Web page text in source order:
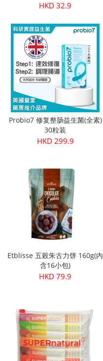
HKD 32.9
Probio7 修复整肠益生菌(全素)
30粒装
HKD 299.9
Etblisse 五榖朱古力饼 160g(内
含16小包)
HKD 79.9